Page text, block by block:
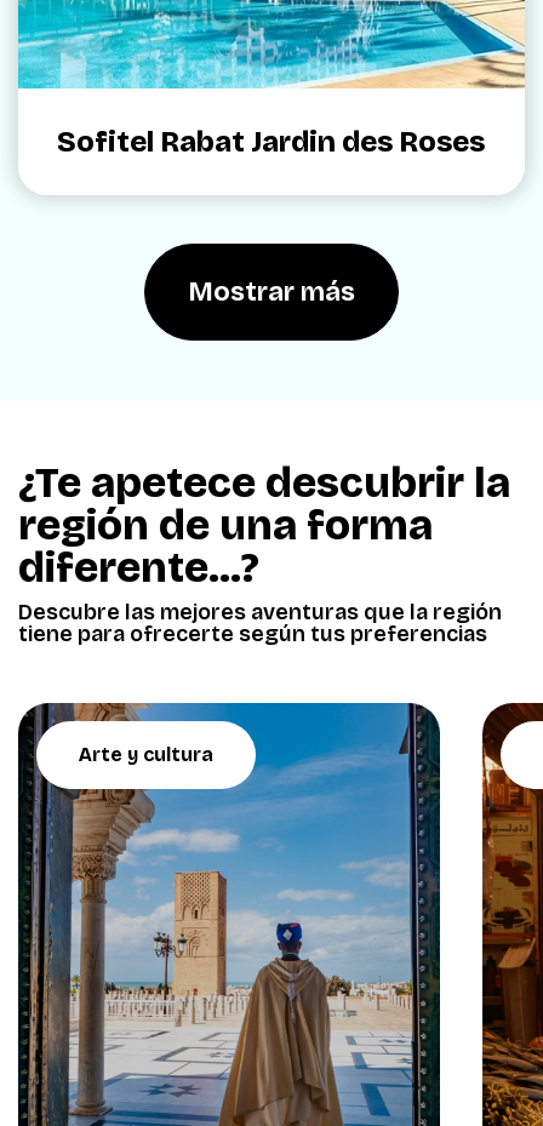
Sofitel Rabat Jardin des Roses
Mostrar más
¿Te apetece descubrir la
región de una forma
diferente...?
Descubre las mejores aventuras que la región
tiene para ofrecerte según tus preferencias
Arte y cultura